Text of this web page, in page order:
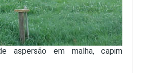
aspersão em malha, capim